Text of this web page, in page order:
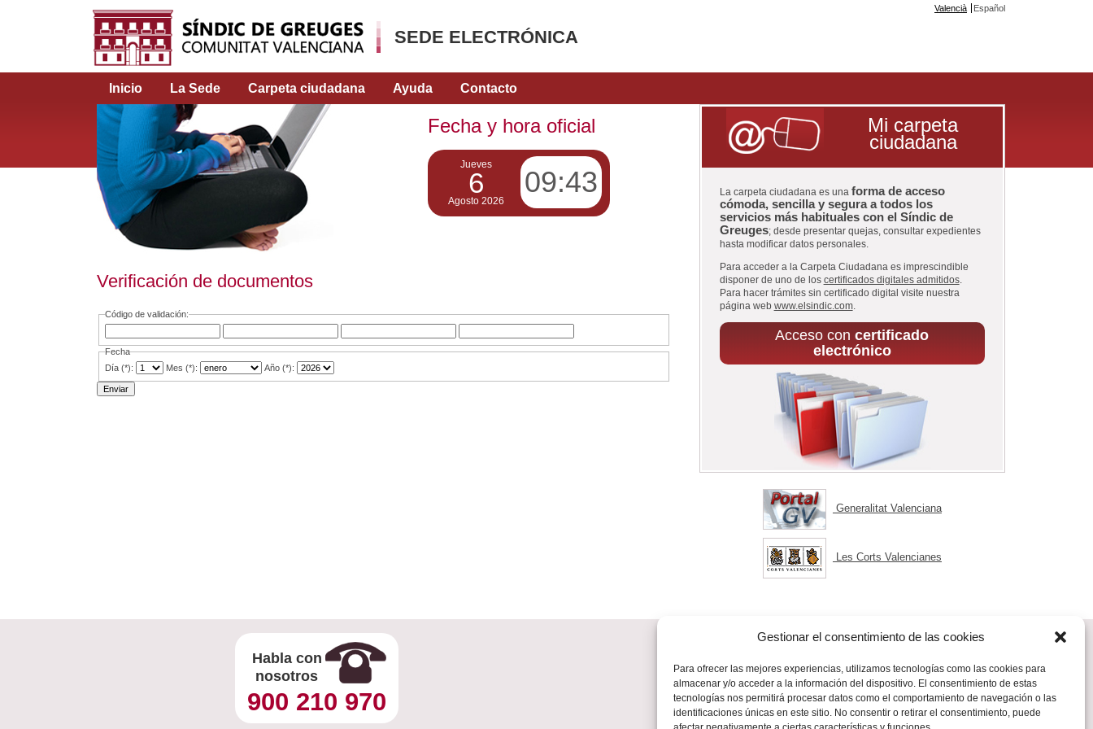
Gestionar el consentimiento de las cookies
Para ofrecer las mejores experiencias, utilizamos tecnologías como las cookies para
almacenar y/o acceder a la información del dispositivo. El consentimiento de estas
tecnologías nos permitirá procesar datos como el comportamiento de navegación o las
identificaciones únicas en este sitio. No consentir o retirar el consentimiento, puede
SEDE ELECTRÓNICA
Valencià Español
Inicio La Sede Carpeta ciudadana Ayuda Contacto
Fecha y hora oficial
Jueves
6
Agosto 2026
09:43
Verificación de documentos
Código de validación:
Fecha
Día (*):
Mes (*): Año (*):
Mi carpeta
ciudadana
La carpeta ciudadana es una forma de acceso
cómoda, sencilla y segura a todos los
servicios más habituales con el Síndic de
Greuges; desde presentar quejas, consultar expedientes
hasta modificar datos personales.
Para acceder a la Carpeta Ciudadana es imprescindible
disponer de uno de los certificados digitales admitidos.
Para hacer trámites sin certificado digital visite nuestra
página web www.elsindic.com.
Acceso concertificado
electrónico
Generalitat Valenciana
Les Corts Valencianes
Habla con
nosotros
900 210 970 www.elsindic.com